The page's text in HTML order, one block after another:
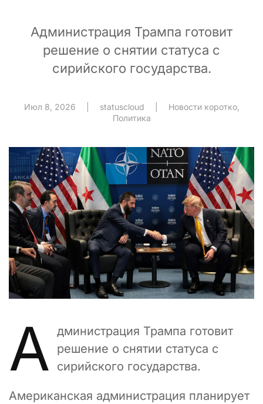
Администрация Трампа готовит
решение о снятии статуса с
сирийского государства.
Июл 8, 2026 statuscloud Новости коротко,
Политика
А дминистрация Трампа готовит
решение о снятии статуса с
сирийского государства.
Американская администрация планирует